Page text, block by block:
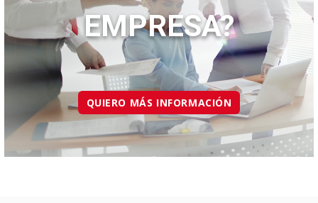
EMPRESA?
QUIERO MÁS INFORMACIÓN